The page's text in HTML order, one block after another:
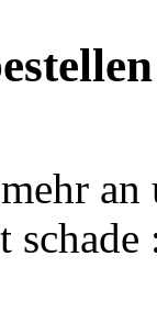
schade